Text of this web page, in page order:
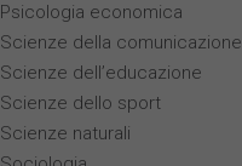
Psicologia economica
Scienze della comunicazione
Scienze dell’educazione
Scienze dello sport
Scienze naturali